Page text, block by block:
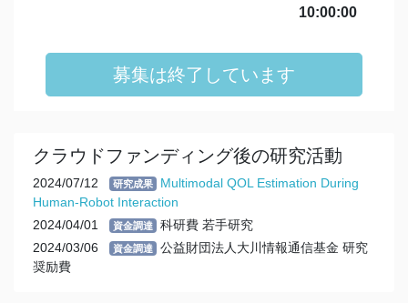
10:00:00
募集は終了しています
クラウドファンディング後の研究活動
2024/07/12 研究成果
Multimodal QOL Estimation During
Human-Robot Interaction
2024/04/01
資金調達
科研費 若手研究
2024/03/06
資金調達
公益財団法人大川情報通信基金 研究
奨励費